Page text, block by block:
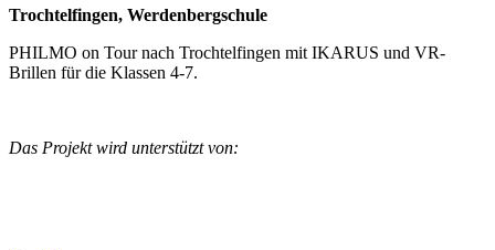
Trochtelfingen, Werdenbergschule
PHILMO on Tour nach Trochtelfingen mit IKARUS und VR-
Brillen für die Klassen 4-7.
Das Projekt wird unterstützt von: